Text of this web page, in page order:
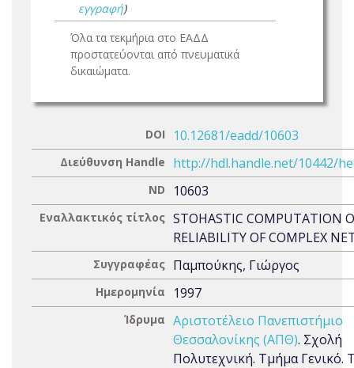
εγγραφή)
Όλα τα τεκμήρια στο ΕΑΔΔ
προστατεύονται από πνευματικά
δικαιώματα.
DOI 10.12681/eadd/10603
Διεύθυνση Handle http://hdl.handle.net/10442/
ND 10603
Εναλλακτικός τίτλος STOHASTIC COMPUTATION
RELIABILITY OF COMPLEX
Συγγραφέας Παμπούκης, Γιώργος
Ημερομηνία 1997
Ίδρυμα Αριστοτέλειο Πανεπιστήμιο
Θεσσαλονίκης (ΑΠΘ). Σχολή
Πολυτεχνική. Τμήμα Γενικό.